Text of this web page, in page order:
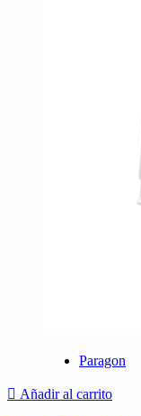
Paragon
Añadir al carrito